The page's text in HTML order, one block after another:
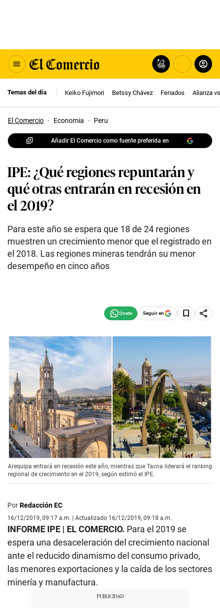
Temas del día Keiko Fujimori Betssy Chávez Feriados Alianza
El Comercio · Economia · Peru
Añadir El Comercio como fuente preferida en
IPE: ¿Qué regiones repuntarán y
qué otras entrarán en recesión en
el 2019?
Para este año se espera que 18 de 24 regiones
muestren un crecimiento menor que el registrado en
el 2018. Las regiones mineras tendrán su menor
desempeño en cinco años
Seguir en
Arequipa entrará en recesión este año, mientras que Tacna liderará el ranking
regional de crecimiento en el 2019, según estimó el IPE.
PorRedacción EC
16/12/2019, 09:17 a.m. | Actualizado 16/12/2019, 09:18 a.m.
INFORME IPE | EL COMERCIO. Para el 2019 se
espera una desaceleración del crecimiento nacional
ante el reducido dinamismo del consumo privado,
las menores exportaciones y la caída de los sectores
minería y manufactura.